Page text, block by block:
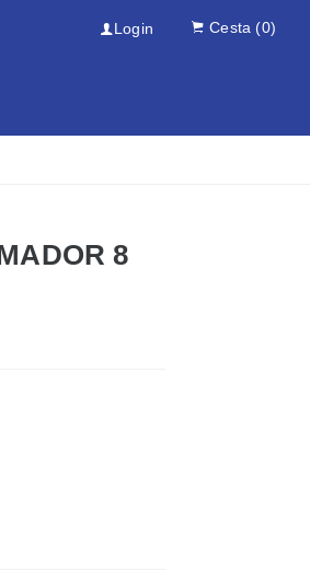
Login Cesta (0)
8